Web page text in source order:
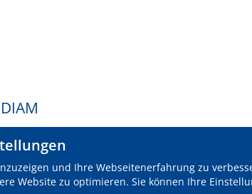
und Ihre Webseitenerfahrung zu
Website zu optimieren. Sie können Ihre